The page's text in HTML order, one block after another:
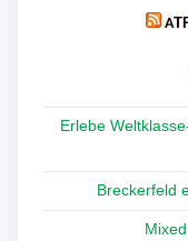
Erlebe
Breckerfeld